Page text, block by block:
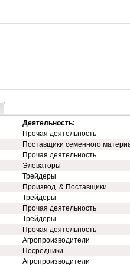
Деятельность:
Прочая деятельность
Поставщики семенного
Прочая деятельность
Элеваторы
Трейдеры
Производ. & Поставщики
Трейдеры
Прочая деятельность
Трейдеры
Прочая деятельность
Агропроизводители
Посредники
Агропроизводители